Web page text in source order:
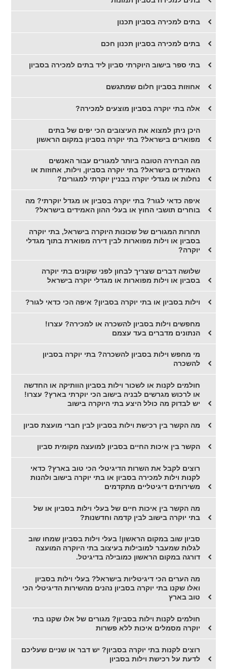
בתים למכירה בסביון תכנון
בתים למכירה בסביון תכנון חכם
בתי ספר בישוב היוקרתי סביון ליד בתים למכירה בסביון
אחוזות בסביון חלום שמתגשם
אלה בתי יוקרה בסביון מוצעים למכירה?
היכן ניתן למצוא את העיצובים הכי יפים של בתים
מפוארים בישראל? בתי יוקרה בסביון במקום הראשון
מה הבחירה הטובה ביותר למגורים עבור האנשים
האמידים בישראל? בתי יוקרה בסביון, וילות, אחוזות או
נחלות או מגדלי יוקרה בבניין יוקרתי למגורים?
איפה כדאי לגור? בתי יוקרה בסביון או מגדל יוקרתי? מה
בוחרים תושבי החוץ או בעלי ההון האמידים בישראל?
תחרות המגורים של שכונות היוקרה בישראל, בתי יוקרה
בסביון או וילות מפוארות לבין דירה מפוארת בתוך מגדלי
יוקרה?
שלושה דברים שצריך לבחון לפני שקונים בתי יוקרה
בסביון או וילות מפוארות או מגדלי יוקרה בישראל
וילות בסביון או בתי יוקרה בסביון? איפה הכי כדאי לגור?
מחפשים וילות בסביון להשכרה או למכירה? עצרו!
הנתונים מדברים בעד עצמם
מי מחפש וילות בסביון להשכרה? בתי יוקרה בסביון
להשכרה
חולמים לקנות או לשכור וילות בסביון הוותיקה או החדשה
או לרכוש מגרשים לבניה בישוב הכי יוקרתי בארץ? עצרו!
יש לבדוק מה כולל היצע בתי היוקרה בישוב
מה הקשר בין רכישת וילות בסביון לבין חברי מועצת סביון
הקשר בין איכות החיים בסביון למועצה מקומית סביון
רוצים לקבל את השרות הדיגיטלי הכי טוב בארץ? כדאי
לקנות וילות למכירה בסביון או בתי יוקרה בישוב ולהנות
משירותים דיגיטליים מתקדמים
מה הקשר בין איכות חיים של בעלי וילות בסביון או של
בתי יוקרה בישוב לבין קדמה וחדשנות?
סביון שוב במקום הראשון! בעלי וילות בסביון שמחו שוב
לגלות שמעבר למובילות בעיצוב בתי היוקרה המועצה
דורגה במקום הראשון כמובילה בדיגיטל.
מה הערים הכי דיגיטליות בישראל? בעלי וילות בסביון
ואלו שקנו בתי יוקרה בסביון נהנים מהשירות הדיגיטלי הכי
טוב בארץ
חולמים לקנות וילות בסביון? מגורים של אלו שקנו בתי
יוקרה מסמלים איכות ללא פשרות
רוצים לקנות בתי יוקרה בסביון? יש דבר או שניים שעליכם
לדעת על רכישת וילות בסביון